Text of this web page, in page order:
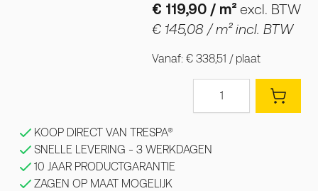
€ 119,90 / m² excl. BTW
€ 145,08 / m² incl. BTW
Vanaf: € 338,51 / plaat
KOOP DIRECT VAN TRESPA®
SNELLE LEVERING - 3 WERKDAGEN
10 JAAR PRODUCTGARANTIE
ZAGEN OP MAAT MOGELIJK